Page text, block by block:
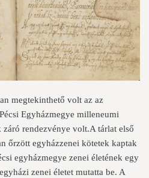
megtekinthető volt az az
Egyházmegye milleneumi
rendezvénye volt.A tárlat első
őrzött egyházzenei kötetek kaptak
egyházmegye zenei életének egy
zenei életet mutatta be. A